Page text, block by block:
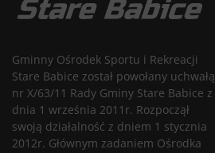
Gminny Ośrodek Sportu i Rekreacji
Stare Babice został powołany uchwałą
nr X/63/11 Rady Gminy Stare Babice z
dnia 1 września 2011r. Rozpoczął
swoją działalność z dniem 1 stycznia
2012r. Głównym zadaniem Ośrodka